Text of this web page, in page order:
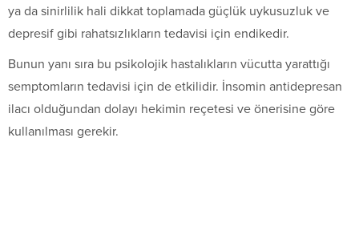
ya da sinirlilik hali dikkat toplamada güçlük uykusuzluk ve
depresif gibi rahatsızlıkların tedavisi için endikedir.
Bunun yanı sıra bu psikolojik hastalıkların vücutta yarattığı
semptomların tedavisi için de etkilidir. İnsomin antidepresan
ilacı olduğundan dolayı hekimin reçetesi ve önerisine göre
kullanılması gerekir.